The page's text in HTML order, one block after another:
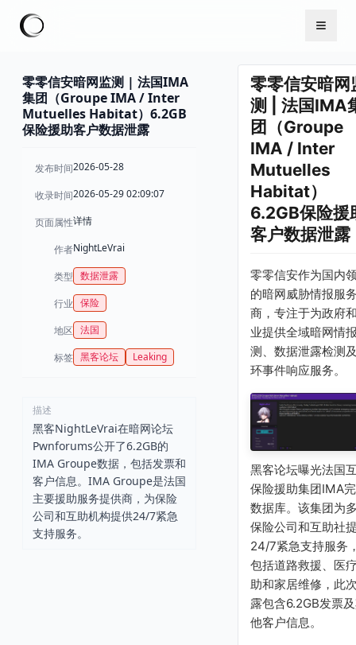
零零信安暗网监测 | 法国IMA
集团（Groupe IMA / Inter
Mutuelles Habitat）6.2GB
保险援助客户数据泄露
发布时间2026-05-28
收录时间2026-05-29 02:09:07
页面属性详情
作者NightLeVrai
类型 数据泄露
行业 保险
地区 法国
标签 黑客论坛 Leaking
描述
黑客NightLeVrai在暗网论坛
Pwnforums公开了6.2GB的
IMA Groupe数据，包括发票和
客户信息。IMA Groupe是法国
主要援助服务提供商，为保险
公司和互助机构提供24/7紧急
支持服务。
零零信安暗网
测 | 法国IMA
团（Groupe
IMA / Inter
Mutuelles
Habitat）
6.2GB保险援
客户数据泄露
零零信安作为国内
的暗网威胁情报服
商，专注于为政府
业提供全域暗网情
测、数据泄露检测
环事件响应服务。
黑客论坛曝光法国
保险援助集团IMA
数据库。该集团为
保险公司和互助社
24/7紧急支持服务
包括道路救援、医
助和家居维修，此
露包含6.2GB发票
他客户信息。